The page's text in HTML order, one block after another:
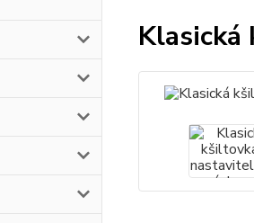
Klasická